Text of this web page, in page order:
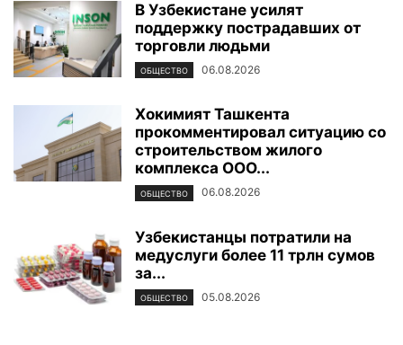
В Узбекистане усилят
поддержку пострадавших от
торговли людьми
ОБЩЕСТВО 06.08.2026
Хокимият Ташкента
прокомментировал ситуацию со
строительством жилого
комплекса ООО...
ОБЩЕСТВО 06.08.2026
Узбекистанцы потратили на
медуслуги более 11 трлн сумов
за...
ОБЩЕСТВО 05.08.2026